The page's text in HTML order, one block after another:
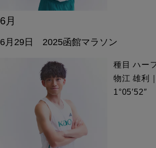
6月
6月29日 2025函館マラソン
種目 ハー
物江 雄利
1°05′52″